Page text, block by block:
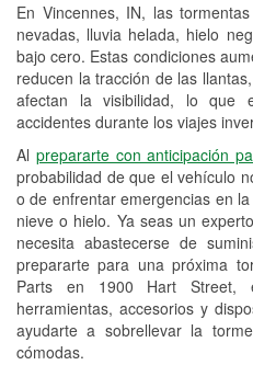
En Vincennes, IN, las
nevadas, lluvia helada, hielo
bajo cero. Estas condiciones
reducen la tracción de las
afectan la visibilidad, lo que
accidentes durante los viajes
Al prepararte con anticipación
probabilidad de que el vehículo
o de enfrentar emergencias en
nieve o hielo. Ya seas un
necesita abastecerse de
prepararte para una próxima
Parts en 1900 Hart Street,
herramientas, accesorios y
ayudarte a sobrellevar la
cómodas.
Programa de
Herramientas
Mezcla de
Rectificación de
freno
Mangueras
Snowstorm
Tornado
Conoce más